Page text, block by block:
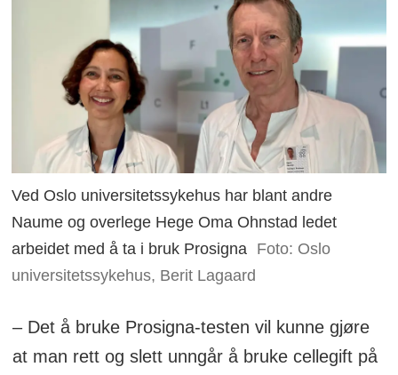
Ved Oslo universitetssykehus har blant andre
Naume og overlege Hege Oma Ohnstad ledet
arbeidet med å ta i bruk Prosigna
Foto: Oslo
universitetssykehus, Berit Lagaard
– Det å bruke Prosigna-testen vil kunne gjøre
at man rett og slett unngår å bruke cellegift på